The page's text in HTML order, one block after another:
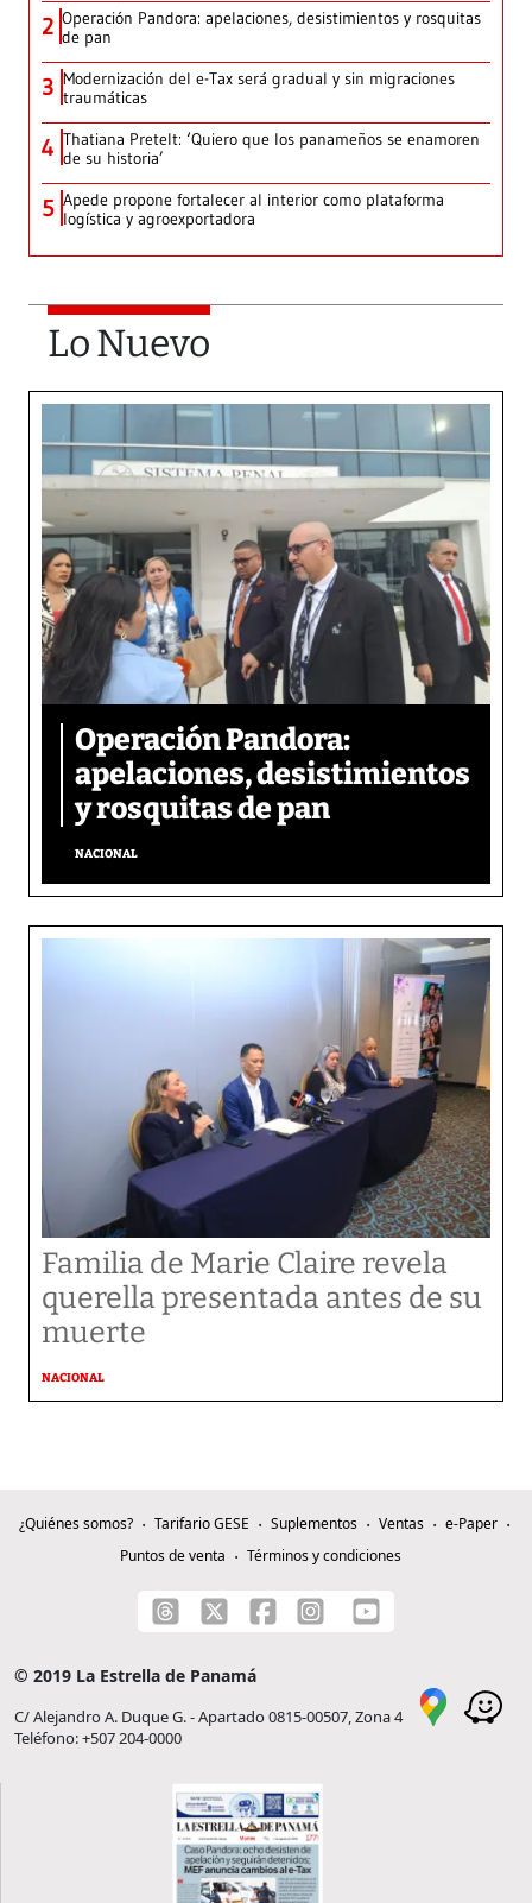
2 Operación Pandora: apelaciones, desistimientos y rosquitas
de pan
3 Modernización del e-Tax será gradual y sin migraciones
traumáticas
4 Thatiana Pretelt: ‘Quiero que los panameños se enamoren
de su historia’
5 Apede propone fortalecer al interior como plataforma
logística y agroexportadora
Lo Nuevo
Operación Pandora:
apelaciones, desistimientos
y rosquitas de pan
NACIONAL
Familia de Marie Claire revela
querella presentada antes de su
muerte
NACIONAL
¿Quiénes somos? Tarifario GESE Suplementos Ventas
e-Paper
Puntos de venta
Términos y condiciones
© 2019 La Estrella de Panamá
C/ Alejandro A. Duque G. - Apartado 0815-00507, Zona 4
Teléfono: +507 204-0000